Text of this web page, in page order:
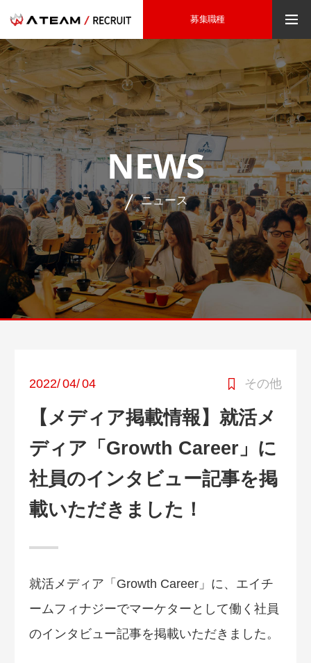
募集職種
NEWS
ニュース
その他
2022/04/04
【メディア掲載情報】就活メ
ディア「Growth Career」に
社員のインタビュー記事を掲
載いただきました！
就活メディア「Growth Career」に、エイチ
ームフィナジーでマーケターとして働く社員
のインタビュー記事を掲載いただきました。